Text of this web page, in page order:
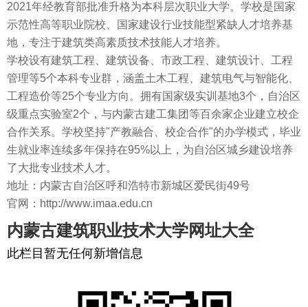
2021年经教育部批准升格为本科层次职业大学。学校是国家
示范性高等职业院校、国家建设行业技能型紧缺人才培养基
地，专注于建筑类高素质技术技能人才培养。
学校设有建筑工程、建筑设备、市政工程、建筑设计、工程
管理等5个本科专业群，涵盖土木工程、建筑电气与智能化、
工程造价等25个专业方向。拥有国家级实训基地3个，自治区
级重点实验室2个，与内蒙古建工集团等百余家企业建立校企
合作关系。学校坚持"产教融合、校企合作"的办学模式，毕业
生就业率连续多年保持在95%以上，为自治区城乡建设培养
了大批专业技术人才。
地址：内蒙古自治区呼和浩特市新城区爱民街49号
官网：http://www.imaa.edu.cn
内蒙古建筑职业技术大学网址大全
此栏目暂无任何新增信息